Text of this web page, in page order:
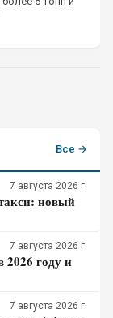
Все →
7 августа 2026 г.
новый
7 августа 2026 г.
2026 году и
7 августа 2026 г.